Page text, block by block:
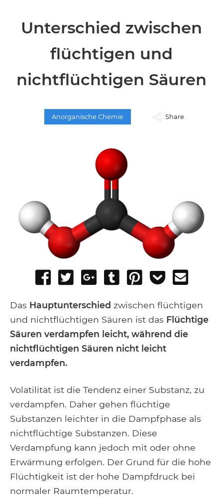
Unterschied zwischen
flüchtigen und
nichtflüchtigen Säuren
Anorganische Chemie Share
Share
Facebook
Tweet
Share
Google+
Post
Tumblr
Pin
Add
Pocket
Das Hauptunterschied zwischen flüchtigen
und nichtflüchtigen Säuren ist das Flüchtige
Säuren verdampfen leicht, während die
nichtflüchtigen Säuren nicht leicht
verdampfen.
Volatilität ist die Tendenz einer Substanz, zu
verdampfen. Daher gehen flüchtige
Substanzen leichter in die Dampfphase als
nichtflüchtige Substanzen. Diese
Verdampfung kann jedoch mit oder ohne
Erwärmung erfolgen. Der Grund für die hohe
Flüchtigkeit ist der hohe Dampfdruck bei
normaler Raumtemperatur.